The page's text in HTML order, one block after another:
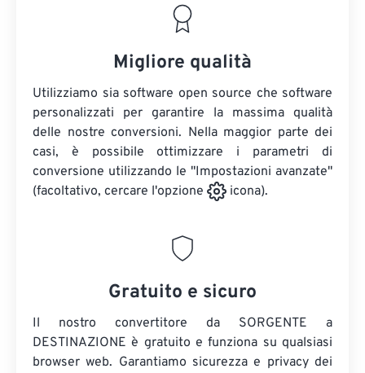
Migliore qualità
Utilizziamo sia software open source che software
personalizzati per garantire la massima qualità
delle nostre conversioni. Nella maggior parte dei
casi, è possibile ottimizzare i parametri di
conversione utilizzando le "Impostazioni avanzate"
(facoltativo, cercare l'opzione
icona).
Gratuito e sicuro
Il nostro convertitore da SORGENTE a
DESTINAZIONE è gratuito e funziona su qualsiasi
browser web. Garantiamo sicurezza e privacy dei